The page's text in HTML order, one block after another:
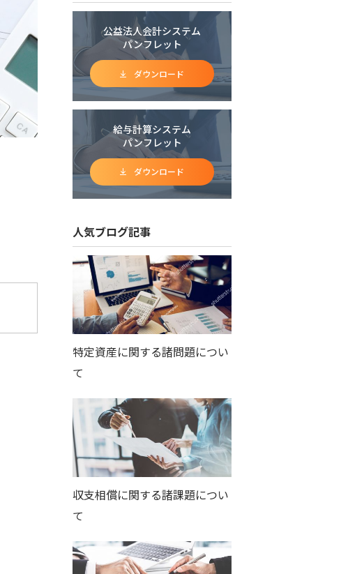
公益法人会計システム
パンフレット
ダウンロード
給与計算システム
パンフレット
ダウンロード
人気ブログ記事
特定資産に関する諸問題につい
て
収支相償に関する諸課題につい
て